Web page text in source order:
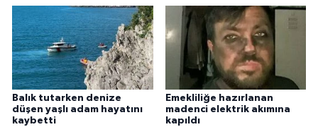
Balık tutarken denize
düşen yaşlı adam hayatını
kaybetti
Emekliliğe hazırlanan
madenci elektrik akımına
kapıldı